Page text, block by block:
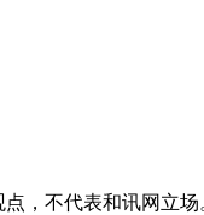
，不代表和讯网立